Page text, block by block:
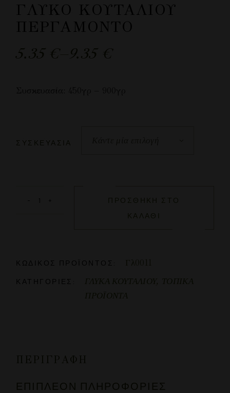
ΓΛΥΚΌ ΚΟΥΤΑΛΙΟΎ
ΠΕΡΓΑΜΌΝΤΟ
5.35 €– 9.35 €
ΣΥΣΚΕΥΑΣΊΑ
ΠΡΟΣΘΉΚΗ ΣΤΟ
ΚΑΛΆΘΙ
ΚΩΔΙΚΌΣ ΠΡΟΪΌΝΤΟΣ: Γλ0011
ΚΑΤΗΓΟΡΊΕΣ: ΓΛΥΚΑ ΚΟΥΤΑΛΙΟΥ , ΤΟΠΙΚΑ
ΠΡΟΪΟΝΤΑ
ΠΕΡΙΓΡΑΦΉ
ΕΠΙΠΛΈΟΝ ΠΛΗΡΟΦΟΡΊΕΣ